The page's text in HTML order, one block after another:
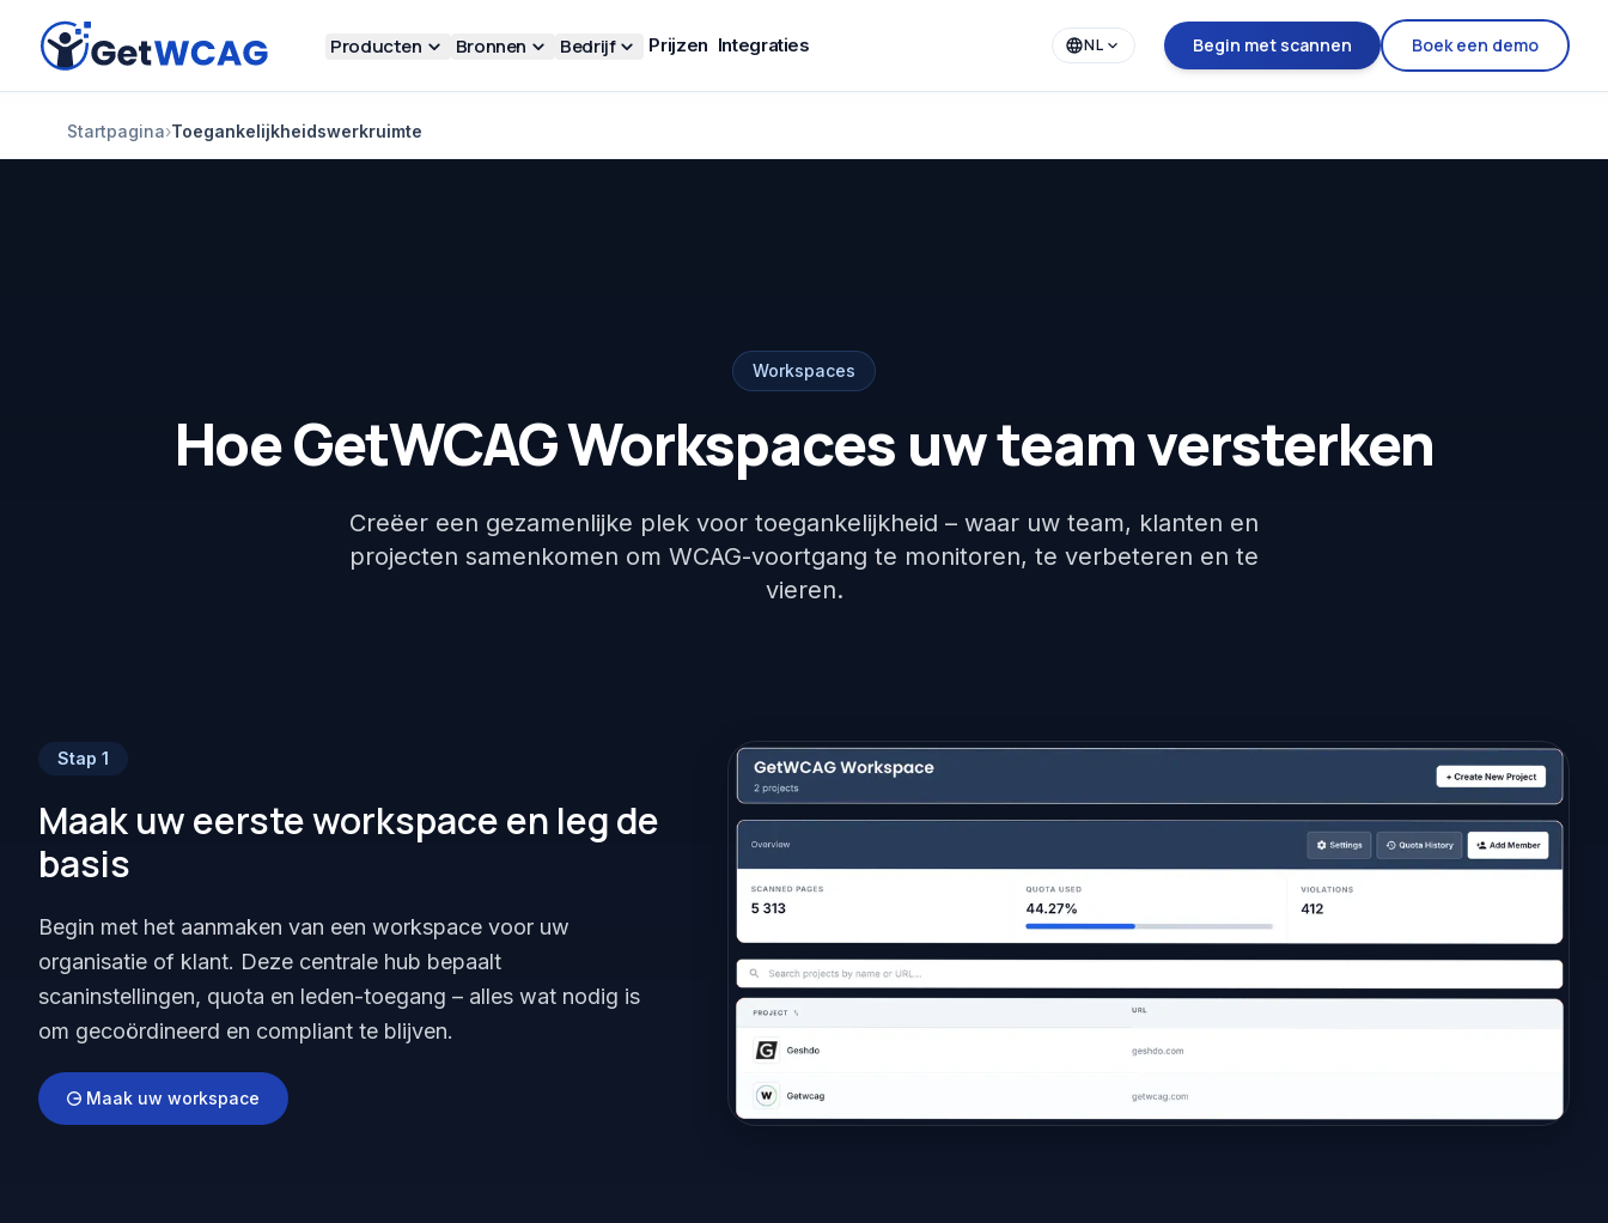
Producten Bronnen Bedrijf Prijzen Integraties NL Begin met scannen Boek een demo
Startpagina›Toegankelijkheidswerkruimte
Workspaces
Hoe GetWCAG Workspaces uw team versterken
Creëer een gezamenlijke plek voor toegankelijkheid – waar uw team, klanten en
projecten samenkomen om WCAG-voortgang te monitoren, te verbeteren en te
vieren.
Stap 1
Maak uw eerste workspace en leg de
basis
Begin met het aanmaken van een workspace voor uw
organisatie of klant. Deze centrale hub bepaalt
scaninstellingen, quota en leden-toegang – alles wat nodig is
om gecoördineerd en compliant te blijven.
Maak uw workspace